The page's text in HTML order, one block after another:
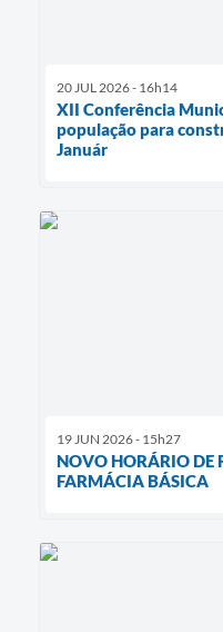
20 JUL 2026 - 16h14
XII Conferência
população para
Január
19 JUN 2026 - 15h27
NOVO HORÁRIO DE
FARMÁCIA BÁSICA